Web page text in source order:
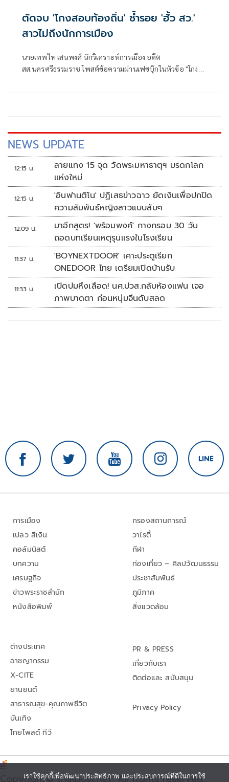
ตัดจบ 'โกงสอบท้องถิ่น' ซ้ำรอย 'ฮั้ว สว.'
สาวไม่ถึงนักการเมือง
นายเทพไท เสนพงศ์ นักวิเคราะห์การเมือง อดีต
สส.นครศรีธรรมราช โพสต์ข้อความผ่านเฟซบุ๊กในหัวข้อ "โกง
NEWS UPDATE
12:15 น.
ลายแทง 15 จุด วัดพระมหาธาตุฯ มรดกโลก
แห่งใหม่
12:15 น.
'อินฟานติโน' ปฏิเสธข่าวฉาว ยัดเงินเพื่อปกปิด
ความสัมพันธ์หญิงสาวแบบลับๆ
12:09 น.
มาอีกสูตร! 'พร้อมพงศ์' กางกรอบ 30 วัน
ถอดบทเรียนเหตุรุนแรงในโรงเรียน
11:37 น.
'BOYNEXTDOOR' เคาะประตูเรียก
ONEDOOR ไทย เตรียมเปิดบ้านรับ
11:33 น.
เปิดปมหึงเลือด! นศ.ปวส.กลับห้องแฟน เจอ
ภาพบาดตา ก่อนหนุ่มจีนดับสลด
การเมือง
เปลว สีเงิน
คอลัมนิสต์
บทความ
เศรษฐกิจ
ข่าวพระราชสำนัก
หนังสือพิมพ์
กรองสถานการณ์
วาไรตี้
กีฬา
ท่องเที่ยว – ศิลปวัฒนธรรม
ประชาสัมพันธ์
ภูมิภาค
สิ่งแวดล้อม
ต่างประเทศ
อาชญากรรม
X-CITE
ยานยนต์
สาธารณสุข-คุณภาพชีวิต
บันเทิง
ไทยโพสต์ ทีวี
PR & PRESS
เกี่ยวกับเรา
ติดต่อและ สนับสนุน
Privacy Policy
Copyright© thaipost.net, All rights reserved.,
เราใช้คุกกี้เพื่อพัฒนาประสิทธิภาพ และประสบการณ์ที่ดีในการใช้